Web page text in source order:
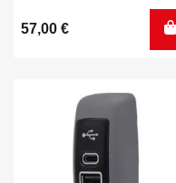
57,00 €